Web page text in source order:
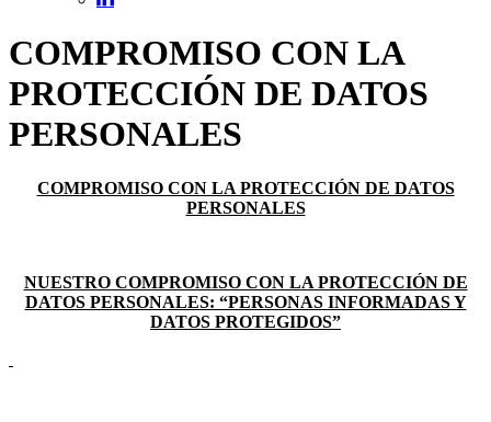
COMPROMISO CON LA
PROTECCIÓN DE DATOS
PERSONALES
COMPROMISO CON LA PROTECCIÓN DE DATOS
PERSONALES
NUESTRO COMPROMISO CON LA PROTECCIÓN DE
DATOS PERSONALES: “PERSONAS INFORMADAS Y
DATOS PROTEGIDOS”